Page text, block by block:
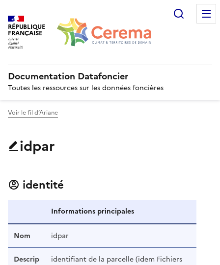
RÉPUBLIQUE
FRANÇAISE
Documentation Datafoncier
Toutes les ressources sur les données foncières
Voir le fil d’Ariane
idpar
identité
Informations principales
Nom idpar
Descrip
identifiant de la parcelle (idem Fichiers